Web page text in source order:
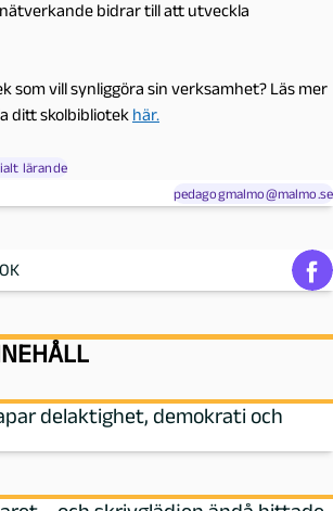
bidrar till att utveckla
som vill synliggöra sin verksamhet? Läs mer
ditt skolbibliotek här.
lärande
pedagogmalmo@malmo.se
delaktighet, demokrati och